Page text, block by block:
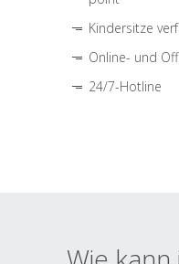
Kindersitze
Online- und
24/7-Hotline